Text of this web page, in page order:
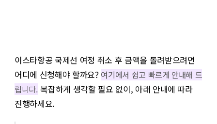
이스타항공 국제선 여정 취소 후 금액을 돌려받으려면
어디에 신청해야 할까요? 여기에서 쉽고 빠르게 안내해 드
립니다. 복잡하게 생각할 필요 없이, 아래 안내에 따라
진행하세요.